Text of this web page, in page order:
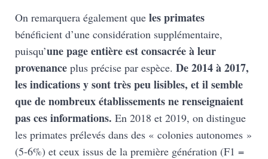
On remarquera également que les primates
bénéficient d’une considération supplémentaire,
puisqu’une page entière est consacrée à leur
provenance plus précise par espèce. De 2014 à 2017,
les indications y sont très peu lisibles, et il semble
que de nombreux établissements ne renseignaient
pas ces informations. En 2018 et 2019, on distingue
les primates prélevés dans des « colonies autonomes »
(5-6%) et ceux issus de la première génération (F1 =